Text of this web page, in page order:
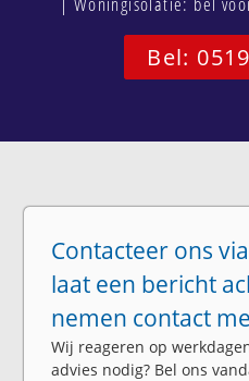
Bel:
Contacteer ons
laat een bericht
nemen contact
Wij reageren op
advies nodig? Bel ons